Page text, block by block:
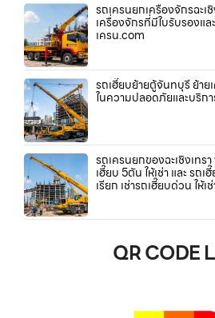
รถเครนยกเครื่องจักรฉะ
เครื่องจักรที่มีใบรับรองแ
เครน.com
รถเฮี๊ยบย้ายตู้จันทบุรี ย้า
ในความปลอดภัยและบริก
รถเครนยกของฉะเชิงเท
เฮี๊ยบ 5ตัน ให้เช่า และ รถเ
เรียก เช่ารถเฮี๊ยบด่วน ให้เ
QR CODE